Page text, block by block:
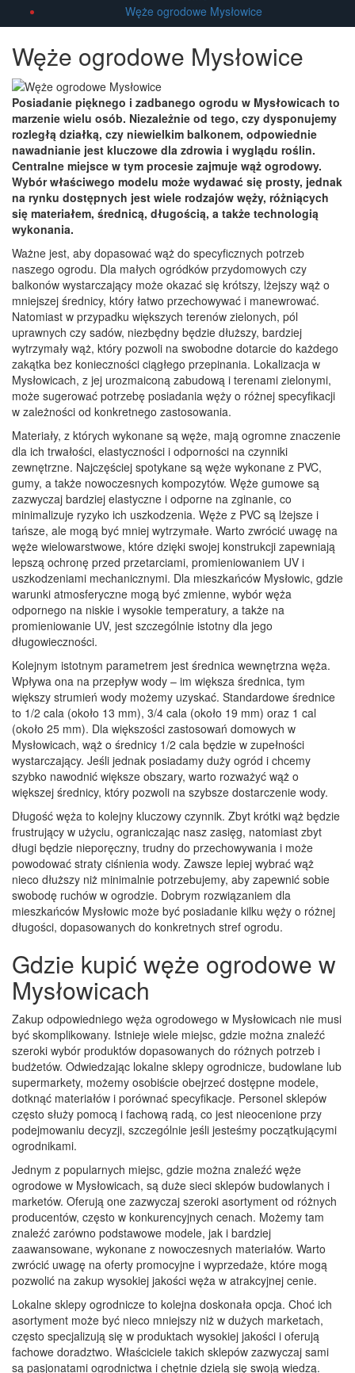
Węże ogrodowe Mysłowice
Węże ogrodowe Mysłowice
Posiadanie pięknego i zadbanego ogrodu w Mysłowicach to
marzenie wielu osób. Niezależnie od tego, czy dysponujemy
rozległą działką, czy niewielkim balkonem, odpowiednie
nawadnianie jest kluczowe dla zdrowia i wyglądu roślin.
Centralne miejsce w tym procesie zajmuje wąż ogrodowy.
Wybór właściwego modelu może wydawać się prosty, jednak
na rynku dostępnych jest wiele rodzajów węży, różniących
się materiałem, średnicą, długością, a także technologią
wykonania.
Ważne jest, aby dopasować wąż do specyficznych potrzeb
naszego ogrodu. Dla małych ogródków przydomowych czy
balkonów wystarczający może okazać się krótszy, lżejszy wąż o
mniejszej średnicy, który łatwo przechowywać i manewrować.
Natomiast w przypadku większych terenów zielonych, pól
uprawnych czy sadów, niezbędny będzie dłuższy, bardziej
wytrzymały wąż, który pozwoli na swobodne dotarcie do każdego
zakątka bez konieczności ciągłego przepinania. Lokalizacja w
Mysłowicach, z jej urozmaiconą zabudową i terenami zielonymi,
może sugerować potrzebę posiadania węży o różnej specyfikacji
w zależności od konkretnego zastosowania.
Materiały, z których wykonane są węże, mają ogromne znaczenie
dla ich trwałości, elastyczności i odporności na czynniki
zewnętrzne. Najczęściej spotykane są węże wykonane z PVC,
gumy, a także nowoczesnych kompozytów. Węże gumowe są
zazwyczaj bardziej elastyczne i odporne na zginanie, co
minimalizuje ryzyko ich uszkodzenia. Węże z PVC są lżejsze i
tańsze, ale mogą być mniej wytrzymałe. Warto zwrócić uwagę na
węże wielowarstwowe, które dzięki swojej konstrukcji zapewniają
lepszą ochronę przed przetarciami, promieniowaniem UV i
uszkodzeniami mechanicznymi. Dla mieszkańców Mysłowic, gdzie
warunki atmosferyczne mogą być zmienne, wybór węża
odpornego na niskie i wysokie temperatury, a także na
promieniowanie UV, jest szczególnie istotny dla jego
długowieczności.
Kolejnym istotnym parametrem jest średnica wewnętrzna węża.
Wpływa ona na przepływ wody – im większa średnica, tym
większy strumień wody możemy uzyskać. Standardowe średnice
to 1/2 cala (około 13 mm), 3/4 cala (około 19 mm) oraz 1 cal
(około 25 mm). Dla większości zastosowań domowych w
Mysłowicach, wąż o średnicy 1/2 cala będzie w zupełności
wystarczający. Jeśli jednak posiadamy duży ogród i chcemy
szybko nawodnić większe obszary, warto rozważyć wąż o
większej średnicy, który pozwoli na szybsze dostarczenie wody.
Długość węża to kolejny kluczowy czynnik. Zbyt krótki wąż będzie
frustrujący w użyciu, ograniczając nasz zasięg, natomiast zbyt
długi będzie nieporęczny, trudny do przechowywania i może
powodować straty ciśnienia wody. Zawsze lepiej wybrać wąż
nieco dłuższy niż minimalnie potrzebujemy, aby zapewnić sobie
swobodę ruchów w ogrodzie. Dobrym rozwiązaniem dla
mieszkańców Mysłowic może być posiadanie kilku węży o różnej
długości, dopasowanych do konkretnych stref ogrodu.
Gdzie kupić węże ogrodowe w
Mysłowicach
Zakup odpowiedniego węża ogrodowego w Mysłowicach nie musi
być skomplikowany. Istnieje wiele miejsc, gdzie można znaleźć
szeroki wybór produktów dopasowanych do różnych potrzeb i
budżetów. Odwiedzając lokalne sklepy ogrodnicze, budowlane lub
supermarkety, możemy osobiście obejrzeć dostępne modele,
dotknąć materiałów i porównać specyfikacje. Personel sklepów
często służy pomocą i fachową radą, co jest nieocenione przy
podejmowaniu decyzji, szczególnie jeśli jesteśmy początkującymi
ogrodnikami.
Jednym z popularnych miejsc, gdzie można znaleźć węże
ogrodowe w Mysłowicach, są duże sieci sklepów budowlanych i
marketów. Oferują one zazwyczaj szeroki asortyment od różnych
producentów, często w konkurencyjnych cenach. Możemy tam
znaleźć zarówno podstawowe modele, jak i bardziej
zaawansowane, wykonane z nowoczesnych materiałów. Warto
zwrócić uwagę na oferty promocyjne i wyprzedaże, które mogą
pozwolić na zakup wysokiej jakości węża w atrakcyjnej cenie.
Lokalne sklepy ogrodnicze to kolejna doskonała opcja. Choć ich
asortyment może być nieco mniejszy niż w dużych marketach,
często specjalizują się w produktach wysokiej jakości i oferują
fachowe doradztwo. Właściciele takich sklepów zazwyczaj sami
są pasjonatami ogrodnictwa i chętnie dzielą się swoją wiedzą.